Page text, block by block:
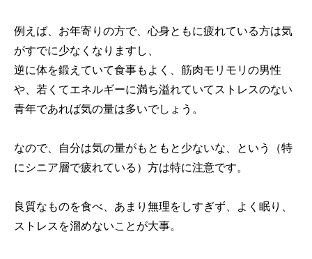
例えば、お年寄りの方で、心身ともに疲れている方は気
がすでに少なくなりますし、
逆に体を鍛えていて食事もよく、筋肉モリモリの男性
や、若くてエネルギーに満ち溢れていてストレスのない
青年であれば気の量は多いでしょう。
なので、自分は気の量がもともと少ないな、という（特
にシニア層で疲れている）方は特に注意です。
良質なものを食べ、あまり無理をしすぎず、よく眠り、
ストレスを溜めないことが大事。